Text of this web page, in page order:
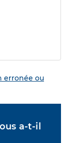
erronée ou
a-t-il